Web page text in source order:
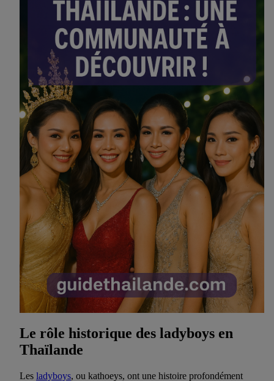
Le rôle historique des ladyboys en
Thaïlande
Les ladyboys, ou kathoeys, ont une histoire profondément